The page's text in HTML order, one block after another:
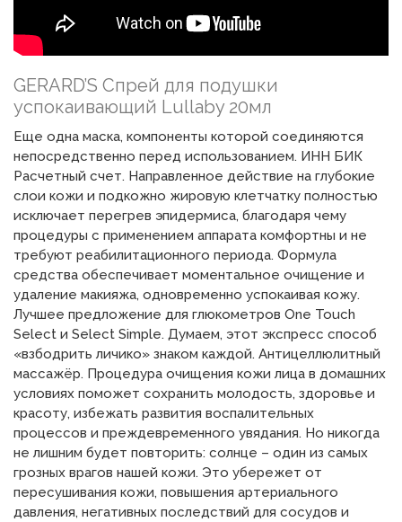
GERARD’S Спрей для подушки
успокаивающий Lullaby 20мл
Еще одна маска, компоненты которой соединяются
непосредственно перед использованием. ИНН БИК
Расчетный счет. Направленное действие на глубокие
слои кожи и подкожно жировую клетчатку полностью
исключает перегрев эпидермиса, благодаря чему
процедуры с применением аппарата комфортны и не
требуют реабилитационного периода. Формула
средства обеспечивает моментальное очищение и
удаление макияжа, одновременно успокаивая кожу.
Лучшее предложение для глюкометров One Touch
Select и Select Simple. Думаем, этот экспресс способ
«взбодрить личико» знаком каждой. Антицеллюлитный
массажёр. Процедура очищения кожи лица в домашних
условиях поможет сохранить молодость, здоровье и
красоту, избежать развития воспалительных
процессов и преждевременного увядания. Но никогда
не лишним будет повторить: солнце – один из самых
грозных врагов нашей кожи. Это убережет от
пересушивания кожи, повышения артериального
давления, негативных последствий для сосудов и